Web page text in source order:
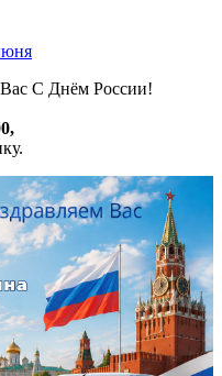
С Днём России!